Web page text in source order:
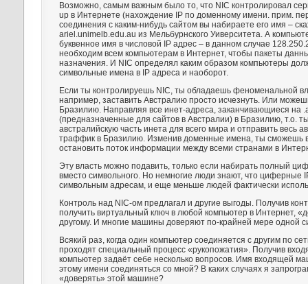
Возможно, самым важным было то, что NIC контролировал
up в Интернете (нахождение IP по доменному имени. прим.
соединения с каким-нибудь сайтом вы набираете его имя –
ariel.unimelb.edu.au из Мельбурнского Уиверситета. А
буквенное имя в числовой IP адрес – в данном случае
необходим всем компьютерам в Интернет, чтобы пакеты
назначения. И NIC определял каким образом компьютеры
символьные имена в IP адреса и наоборот.
Если ты контролируешь NIC, ты обладаешь феноменальной
например, заставить Австралию просто исчезнуть. Или
Бразилию. Направляя все инет-адреса, заканчивающиеся на
(предназначенные для сайтов в Австралии) в Бразилию, т.о.
австралийскую часть инета для всего мира и отправить весь
траффик в Бразилию. Изменив доменные имена, ты сможешь
остановить поток информации между всеми странами в
Эту власть можно подавить, только если набирать полный
вместо символьного. Но немногие люди знают, что циферные
символьным адресам, и еще меньше людей фактически
Контроль над NIC-ом предлагал и другие выгоды. Получив
получить виртуальный ключ в любой компьютер в Интернет,
другому. И многие машины доверяют по-крайней мере одной
Всякий раз, когда один компьютер соединяется с другим по
проходят специальный процесс «рукопожатия». Получив
компьютер задаёт себе несколько вопросов. Имя входящей
этому имени соединяться со мной? В каких случаях я
«доверять» этой машине?